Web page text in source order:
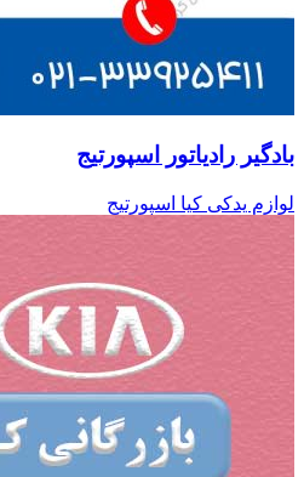
بادگیر رادیاتور اسپورتیج
لوازم یدکی کیا اسپورتیج